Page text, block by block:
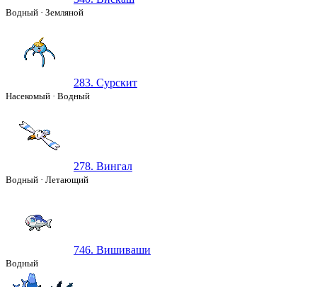
Водный · Земляной
283. Сурскит
Насекомый · Водный
278. Вингал
Водный · Летающий
746. Вишиваши
Водный